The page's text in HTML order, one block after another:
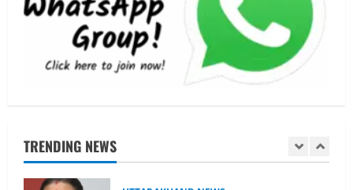
TRENDING NEWS
UTTARAKHAND NEWS
जिलाधिकारी/जिला निर्वाचन अधिकारी ने
सहसपुर विधानसभा क्षेत्र के पोलिंग बूथों का
निरीक्षण कर एसआईआर आपत्ति निस्तारण
शिविर की व्यवस्थाओं का लिया जायजा
2